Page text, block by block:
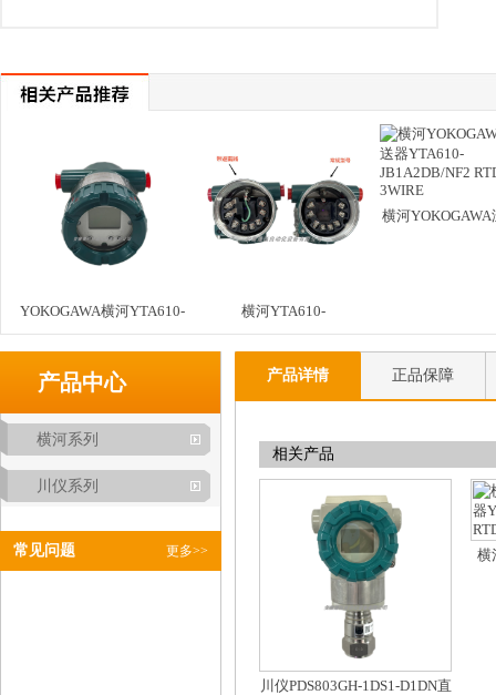
YOKOGAWA横河YTA610-
接线口M20内螺纹原装
横河YTA610-
器 4线制Pt100带可拆装避
横河
产品中心
横河系列
川仪系列
更多>>
常见问题
产品详情 正品保障
相关产品
川仪PDS803GH-1DS1-D1DN直
横